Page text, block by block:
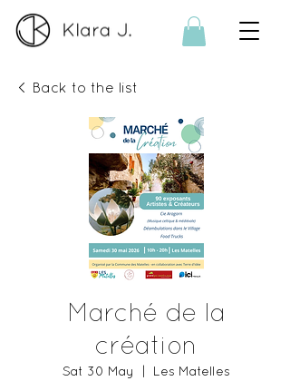
< Back to the list
Marché de la
création
Sat 30 May Les Matelles